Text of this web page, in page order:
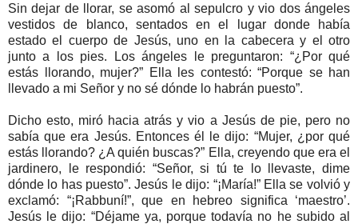
Sin dejar de llorar, se asomó al sepulcro y vio dos ángeles
vestidos de blanco, sentados en el lugar donde había
estado el cuerpo de Jesús, uno en la cabecera y el otro
junto a los pies. Los ángeles le preguntaron: “¿Por qué
estás llorando, mujer?” Ella les contestó: “Porque se han
llevado a mi Señor y no sé dónde lo habrán puesto”.
Dicho esto, miró hacia atrás y vio a Jesús de pie, pero no
sabía que era Jesús. Entonces él le dijo: “Mujer, ¿por qué
estás llorando? ¿A quién buscas?” Ella, creyendo que era el
jardinero, le respondió: “Señor, si tú te lo llevaste, dime
dónde lo has puesto”. Jesús le dijo: “¡María!” Ella se volvió y
exclamó: “¡Rabbuní!”, que en hebreo significa ‘maestro’.
Jesús le dijo: “Déjame ya, porque todavía no he subido al